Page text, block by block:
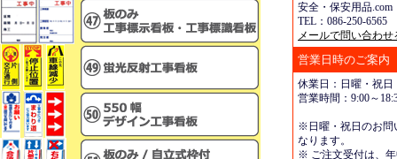
安全・保安用品.com
TEL：086-250-6565
メールで問い合わせ
営業日時のご案内
休業日：日曜・祝日
営業時間：9:00～
※日曜・祝日のお問
なります。
※ ご注文受付は、